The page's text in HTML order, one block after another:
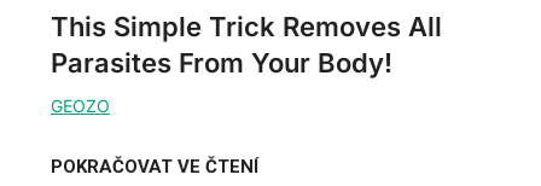
This Simple Trick Removes All
Parasites From Your Body!